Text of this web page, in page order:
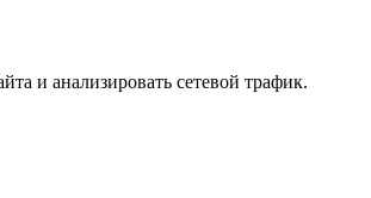
и анализировать сетевой трафик.